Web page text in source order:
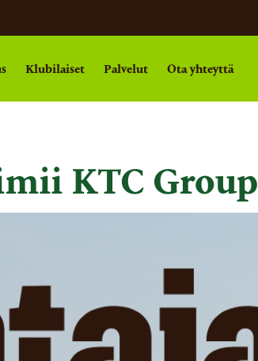
Klubilaiset Palvelut Ota yhteyttä
KTC Group